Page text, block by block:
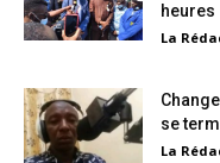
La
se
La